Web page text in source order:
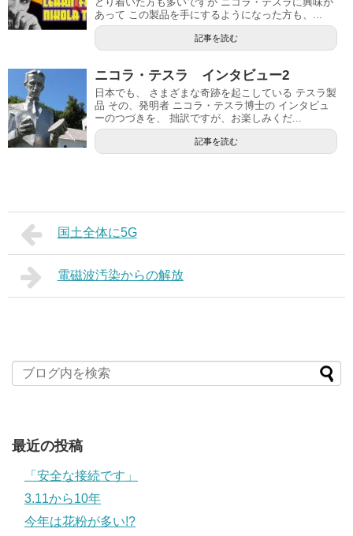
あって この製品を手にするようになった方も、...
記事を読む
ニコラ・テスラ インタビュー2
日本でも、 さまざまな奇跡を起こしている テスラ製
品 その、発明者 ニコラ・テスラ博士の インタビュ
ーのつづきを、 拙訳ですが、お楽しみくだ...
記事を読む
国土全体に5G
電磁波汚染からの解放
最近の投稿
「安全な接続です」
3.11から10年
今年は花粉が多い!?